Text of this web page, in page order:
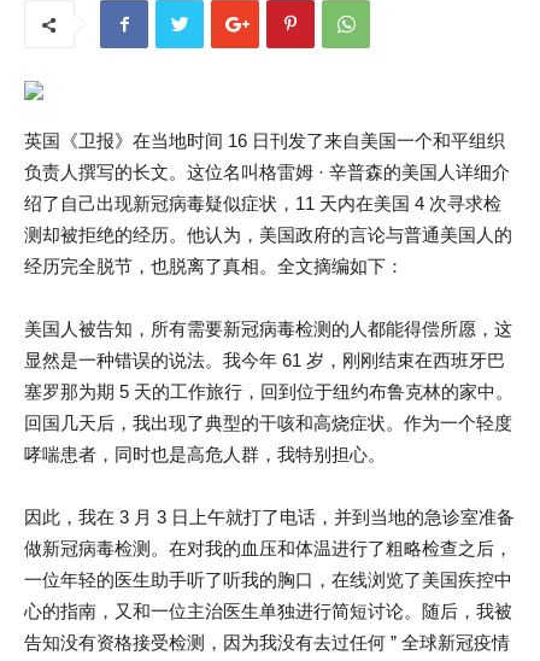
英国《卫报》在当地时间 16 日刊发了来自美国一个和平组织
负责人撰写的长文。这位名叫格雷姆 · 辛普森的美国人详细介
绍了自己出现新冠病毒疑似症状，11 天内在美国 4 次寻求检
测却被拒绝的经历。他认为，美国政府的言论与普通美国人的
经历完全脱节，也脱离了真相。全文摘编如下：
美国人被告知，所有需要新冠病毒检测的人都能得偿所愿，这
显然是一种错误的说法。我今年 61 岁，刚刚结束在西班牙巴
塞罗那为期 5 天的工作旅行，回到位于纽约布鲁克林的家中。
回国几天后，我出现了典型的干咳和高烧症状。作为一个轻度
哮喘患者，同时也是高危人群，我特别担心。
因此，我在 3 月 3 日上午就打了电话，并到当地的急诊室准备
做新冠病毒检测。在对我的血压和体温进行了粗略检查之后，
一位年轻的医生助手听了听我的胸口，在线浏览了美国疾控中
心的指南，又和一位主治医生单独进行简短讨论。随后，我被
告知没有资格接受检测，因为我没有去过任何 ” 全球新冠疫情